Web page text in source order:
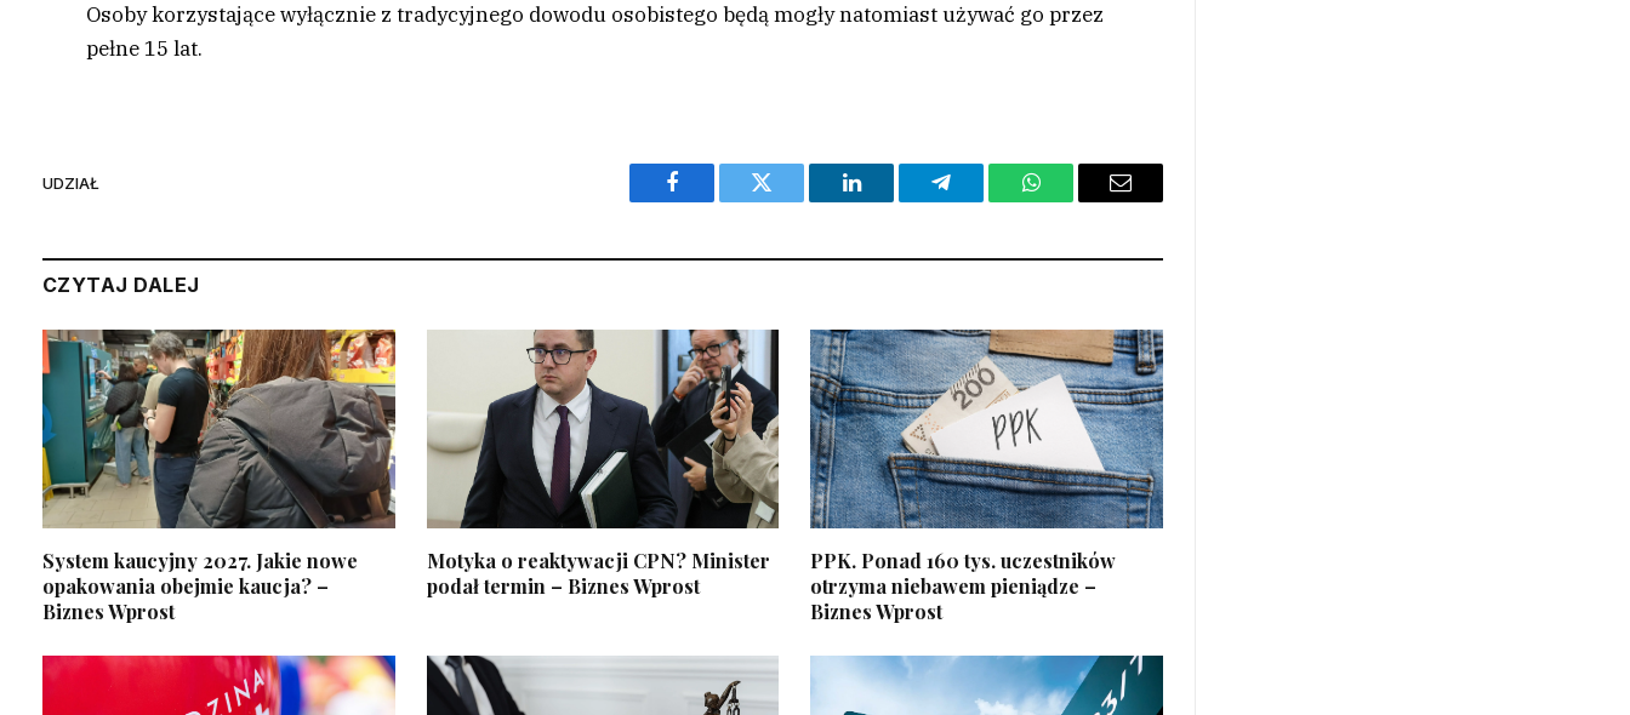
Osoby korzystające wyłącznie z tradycyjnego dowodu osobistego będą mogły natomiast używać go przez
pełne 15 lat.
UDZIAŁ
Facebook Twitter LinkedIn Telegram WhatsAppEmail
CZYTAJ DALEJ
System kaucyjny 2027. Jakie nowe
opakowania obejmie kaucja? –
Biznes Wprost
Motyka o reaktywacji CPN? Minister
podał termin – Biznes Wprost
PPK. Ponad 160 tys. uczestników
otrzyma niebawem pieniądze –
Biznes Wprost